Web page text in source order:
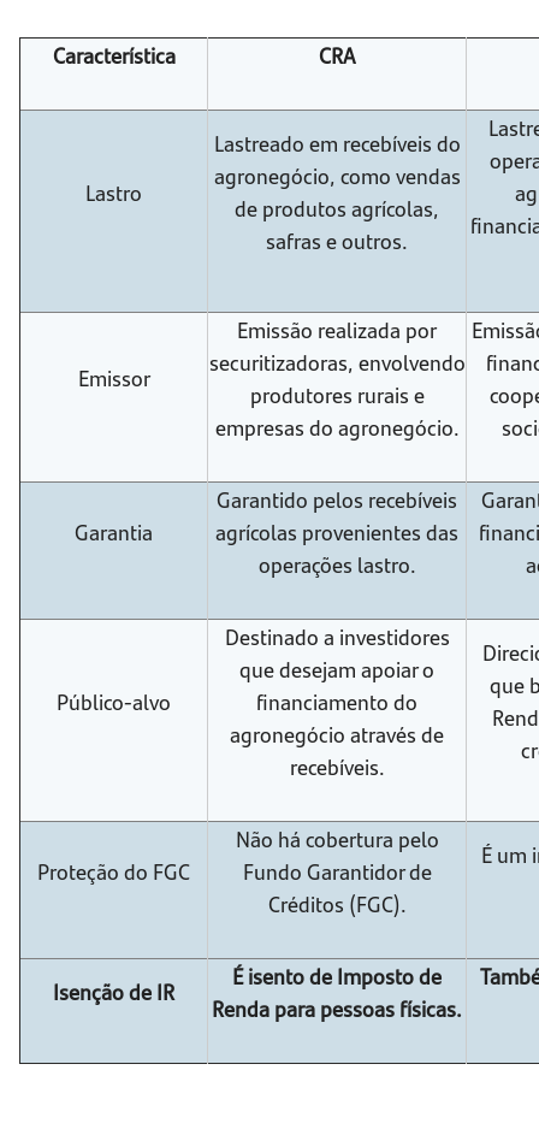
Característica CRA
Lastro
Lastreado em recebíveis do
agronegócio, como vendas
de produtos agrícolas,
safras e outros.
Emissor
Emissão realizada por
securitizadoras, envolvendo
produtores rurais e
empresas do agronegócio.
Garantia
Garantido pelos recebíveis
agrícolas provenientes das
operações lastro.
Público-alvo
Destinado a investidores
que desejam apoiar o
financiamento do
agronegócio através de
recebíveis.
que
Proteção do FGC
Não há cobertura pelo
Fundo Garantidor de
Créditos (FGC).
É um
Isenção de IR
É isento de Imposto de
Renda para pessoas físicas.